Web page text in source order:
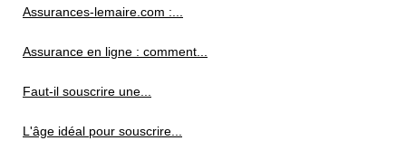
Assurances-lemaire.com :...
Assurance en ligne : comment...
Faut-il souscrire une...
L'âge idéal pour souscrire...